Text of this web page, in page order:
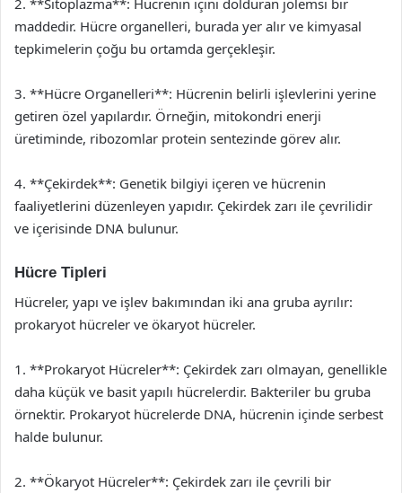
2. **Sitoplazma**: Hücrenin içini dolduran jölemsi bir
maddedir. Hücre organelleri, burada yer alır ve kimyasal
tepkimelerin çoğu bu ortamda gerçekleşir.
3. **Hücre Organelleri**: Hücrenin belirli işlevlerini yerine
getiren özel yapılardır. Örneğin, mitokondri enerji
üretiminde, ribozomlar protein sentezinde görev alır.
4. **Çekirdek**: Genetik bilgiyi içeren ve hücrenin
faaliyetlerini düzenleyen yapıdır. Çekirdek zarı ile çevrilidir
ve içerisinde DNA bulunur.
Hücre Tipleri
Hücreler, yapı ve işlev bakımından iki ana gruba ayrılır:
prokaryot hücreler ve ökaryot hücreler.
1. **Prokaryot Hücreler**: Çekirdek zarı olmayan, genellikle
daha küçük ve basit yapılı hücrelerdir. Bakteriler bu gruba
örnektir. Prokaryot hücrelerde DNA, hücrenin içinde serbest
halde bulunur.
2. **Ökaryot Hücreler**: Çekirdek zarı ile çevrili bir